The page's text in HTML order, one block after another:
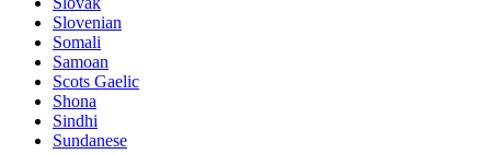
Slovenian
Somali
Samoan
Scots Gaelic
Shona
Sindhi
Sundanese